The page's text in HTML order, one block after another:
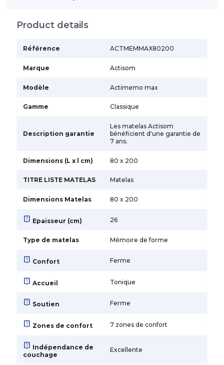
Product details
Référence ACTMEMMAX80200
Marque Actisom
Modèle Actimemo max
Gamme Classique
Description garantie
Les matelas Actisom
bénéficient d'une garantie de
7 ans.
Dimensions (L x l cm) 80 x 200
TITRE LISTE MATELAS Matelas
Dimensions Matelas 80 x 200
live_help Epaisseur (cm) 26
Type de matelas Mémoire de forme
live_help Confort Ferme
live_help Accueil Tonique
live_help Soutien Ferme
live_help Zones de confort 7 zones de confort
live_help Indépendance de
couchage
Excellente